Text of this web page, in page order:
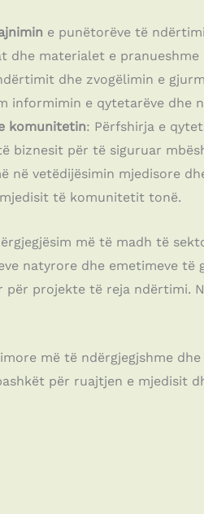
e punëtorëve të
materialet e
dhe zvogëlimin e
informimin e qytetarëve dhe
komunitetin: Përfshirja e
biznesit për të siguruar
në vetëdijësimin mjedisore
të komunitetit tonë.
më të madh të
natyrore dhe emetimeve të
për projekte të reja ndërtimi.
më të ndërgjegjshme
për ruajtjen e mjedisit